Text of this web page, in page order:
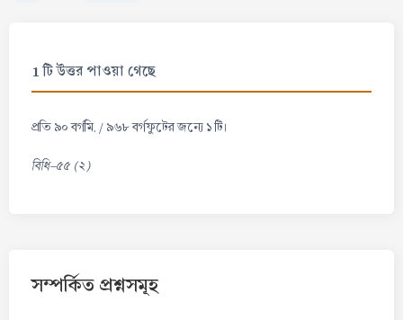
1 টি উত্তর পাওয়া গেছে
প্রতি ৯০ বর্গমি. / ৯৬৮ বর্গফুটের জন্যে ১ টি।
বিধি-৫৫ (২)
সম্পর্কিত প্রশ্নসমূহ